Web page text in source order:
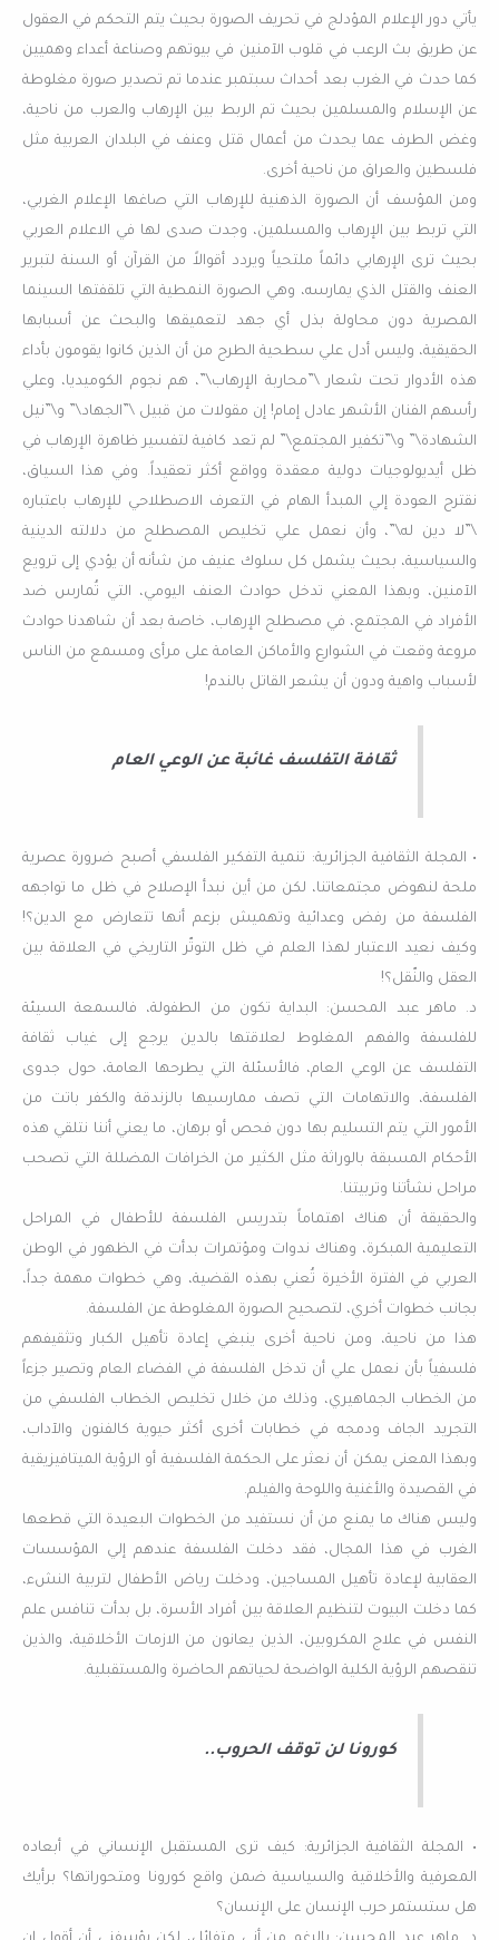
يأتي دور الإعلام المؤدلج في تحريف الصورة بحيث يتم التحكم في العقول
عن طريق بث الرعب في قلوب الآمنين في بيوتهم وصناعة أعداء وهميين
كما حدث في الغرب بعد أحداث سبتمبر عندما تم تصدير صورة مغلوطة
عن الإسلام والمسلمين بحيث تم الربط بين الإرهاب والعرب من ناحية،
وغض الطرف عما يحدث من أعمال قتل وعنف في البلدان العربية مثل
فلسطين والعراق من ناحية أخرى.
ومن المؤسف أن الصورة الذهنية للإرهاب التي صاغها الإعلام الغربي،
التي تربط بين الإرهاب والمسلمين، وجدت صدى لها في الاعلام العربي
بحيث ترى الإرهابي دائماً ملتحياً ويردد أقوالاً من القرآن أو السنة لتبرير
العنف والقتل الذي يمارسه، وهي الصورة النمطية التي تلقفتها السينما
المصرية دون محاولة بذل أي جهد لتعميقها والبحث عن أسبابها
الحقيقية، وليس أدل علي سطحية الطرح من أن الذين كانوا يقومون بأداء
هذه الأدوار تحت شعار \”محاربة الإرهاب\”، هم نجوم الكوميديا، وعلي
رأسهم الفنان الأشهر عادل إمام! إن مقولات من قبيل \”الجهاد\” و\”نيل
الشهادة\” و\”تكفير المجتمع\” لم تعد كافية لتفسير ظاهرة الإرهاب في
ظل أيديولوجيات دولية معقدة وواقع أكثر تعقيداً. وفي هذا السياق،
نقترح العودة إلي المبدأ الهام في التعرف الاصطلاحي للإرهاب باعتباره
\”لا دين له\”، وأن نعمل علي تخليص المصطلح من دلالته الدينية
والسياسية، بحيث يشمل كل سلوك عنيف من شأنه أن يؤدي إلى ترويع
الآمنين، وبهذا المعني تدخل حوادث العنف اليومي، التي تُمارس ضد
الأفراد في المجتمع، في مصطلح الإرهاب، خاصة بعد أن شاهدنا حوادث
مروعة وقعت في الشوارع والأماكن العامة على مرأى ومسمع من الناس
لأسباب واهية ودون أن يشعر القاتل بالندم!
ثقافة التفلسف غائبة عن الوعي العام
• المجلة الثقافية الجزائرية: تنمية التفكير الفلسفي أصبح ضرورة عصرية
ملحة لنهوض مجتمعاتنا، لكن من أين نبدأ الإصلاح في ظل ما تواجهه
الفلسفة من رفض وعدائية وتهميش بزعم أنها تتعارض مع الدين؟!
وكيف نعيد الاعتبار لهذا العلم في ظل التوتّر التاريخي في العلاقة بين
العقل والنّقل؟!
د. ماهر عبد المحسن: البداية تكون من الطفولة، فالسمعة السيئة
للفلسفة والفهم المغلوط لعلاقتها بالدين يرجع إلى غياب ثقافة
التفلسف عن الوعي العام، فالأسئلة التي يطرحها العامة، حول جدوى
الفلسفة، والاتهامات التي تصف ممارسيها بالزندقة والكفر باتت من
الأمور التي يتم التسليم بها دون فحص أو برهان، ما يعني أننا نتلقي هذه
الأحكام المسبقة بالوراثة مثل الكثير من الخرافات المضللة التي تصحب
مراحل نشأتنا وتربيتنا.
والحقيقة أن هناك اهتماماً بتدريس الفلسفة للأطفال في المراحل
التعليمية المبكرة، وهناك ندوات ومؤتمرات بدأت في الظهور في الوطن
العربي في الفترة الأخيرة تُعني بهذه القضية، وهي خطوات مهمة جداً،
بجانب خطوات أخري، لتصحيح الصورة المغلوطة عن الفلسفة.
هذا من ناحية، ومن ناحية أخرى ينبغي إعادة تأهيل الكبار وتثقيفهم
فلسفياً بأن نعمل علي أن تدخل الفلسفة في الفضاء العام وتصير جزءاً
من الخطاب الجماهيري، وذلك من خلال تخليص الخطاب الفلسفي من
التجريد الجاف ودمجه في خطابات أخرى أكثر حيوية كالفنون والآداب،
وبهذا المعنى يمكن أن نعثر على الحكمة الفلسفية أو الرؤية الميتافيزيقية
في القصيدة والأغنية واللوحة والفيلم.
وليس هناك ما يمنع من أن نستفيد من الخطوات البعيدة التي قطعها
الغرب في هذا المجال، فقد دخلت الفلسفة عندهم إلي المؤسسات
العقابية لإعادة تأهيل المساجين، ودخلت رياض الأطفال لتربية النشء،
كما دخلت البيوت لتنظيم العلاقة بين أفراد الأسرة، بل بدأت تنافس علم
النفس في علاج المكروبين، الذين يعانون من الازمات الأخلاقية، والذين
تنقصهم الرؤية الكلية الواضحة لحياتهم الحاضرة والمستقبلية.
كورونا لن توقف الحروب..
• المجلة الثقافية الجزائرية: كيف ترى المستقبل الإنساني في أبعاده
المعرفية والأخلاقية والسياسية ضمن واقع كورونا ومتحوراتها؟ برأيك
هل ستستمر حرب الإنسان على الإنسان؟